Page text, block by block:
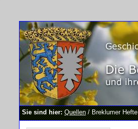
Sie sind hier: Quellen/ Breklumer Hefte